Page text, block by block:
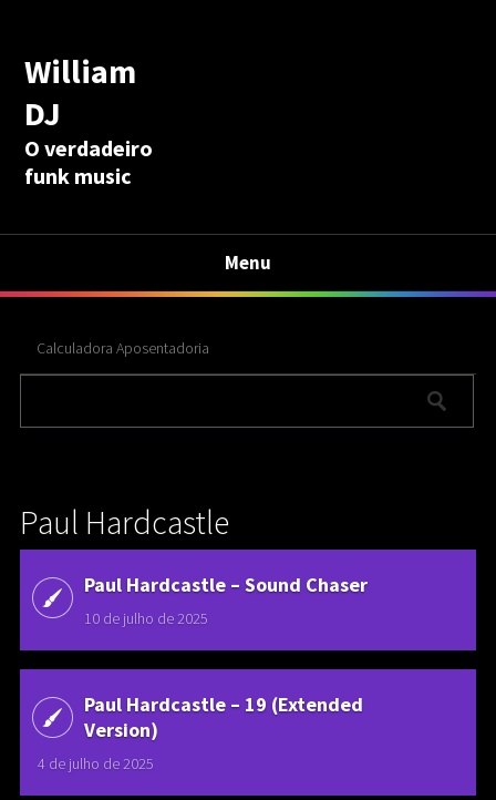
William
DJ
O verdadeiro
funk music
Menu
Calculadora Aposentadoria
Paul Hardcastle
Paul Hardcastle ‎– Sound Chaser
10 de julho de 2025
Paul Hardcastle – 19 (Extended
Version)
4 de julho de 2025